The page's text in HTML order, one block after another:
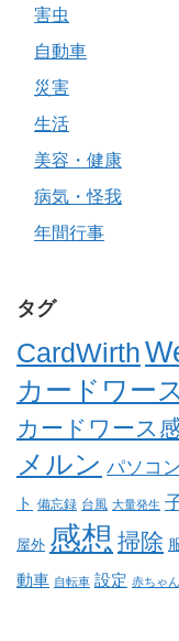
害虫
自動車
災害
生活
美容・健康
病気・怪我
年間行事
タグ
CardWirth
カードワー
カードワース
メルン パソコン
ト 備忘録 台風 大量発生
屋外 感想 掃除
動車 自転車 設定 赤ちゃん